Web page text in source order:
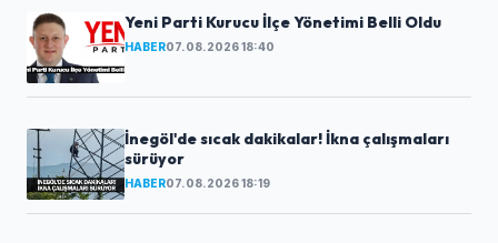
Yeni Parti Kurucu İlçe Yönetimi Belli Oldu
HABER07.08.2026 18:40
İnegöl'de sıcak dakikalar! İkna çalışmaları
sürüyor
HABER07.08.2026 18:19